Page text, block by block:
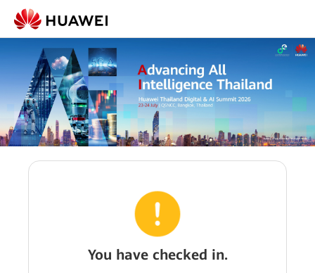
You have checked in.